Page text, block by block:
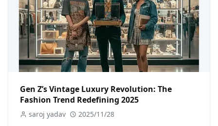
Gen Z’s Vintage Luxury Revolution: The
Fashion Trend Redefining 2025
saroj yadav 2025/11/28